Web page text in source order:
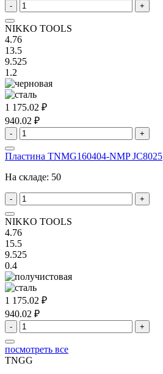
- +
NIKKO TOOLS
4.76
13.5
9.525
1.2
1 175.02 ₽
940.02 ₽
- +
Пластина TNMG160404-NMP JC8025
На складе: 50
- +
NIKKO TOOLS
4.76
15.5
9.525
0.4
1 175.02 ₽
940.02 ₽
- +
посмотреть все
TNGG